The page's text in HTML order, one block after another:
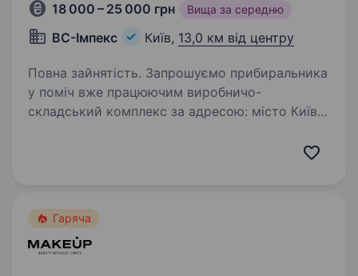
18 000 – 25 000 грн Вища за середню
ВC-Імпекс Київ, 13,0 км від центру
Повна зайнятість. Запрошуємо прибиральника
у поміч вже працюючим виробничо-
складський комплекс за адресою: місто Київ,
Гаряча